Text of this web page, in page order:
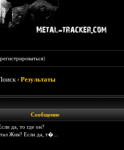
)
›Результаты
Сообщение
да, то где он?
Жив? Если да, т�...